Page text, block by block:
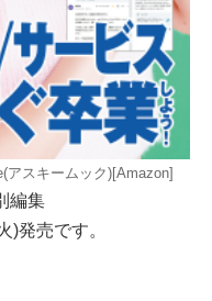
スキームック)[Amazon]
編集
)発売です。